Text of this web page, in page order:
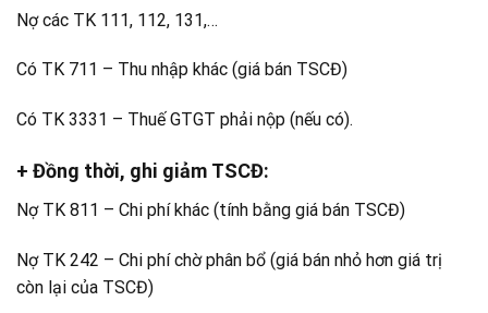
Nợ các TK 111, 112, 131,…
Có TK 711 – Thu nhập khác (giá bán TSCĐ)
Có TK 3331 – Thuế GTGT phải nộp (nếu có).
+ Đồng thời, ghi giảm TSCĐ:
Nợ TK 811 – Chi phí khác (tính bằng giá bán TSCĐ)
Nợ TK 242 – Chi phí chờ phân bổ (giá bán nhỏ hơn giá trị
còn lại của TSCĐ)